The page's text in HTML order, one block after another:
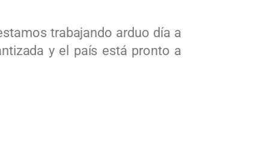
trabajando arduo día a
y el país está pronto a